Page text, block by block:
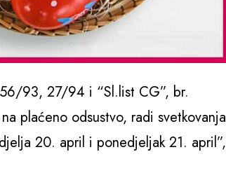
56/93, 27/94 i “Sl.list CG”, br.
plaćeno odsustvo, radi svetkovanja
20. april i ponedjeljak 21. april”,